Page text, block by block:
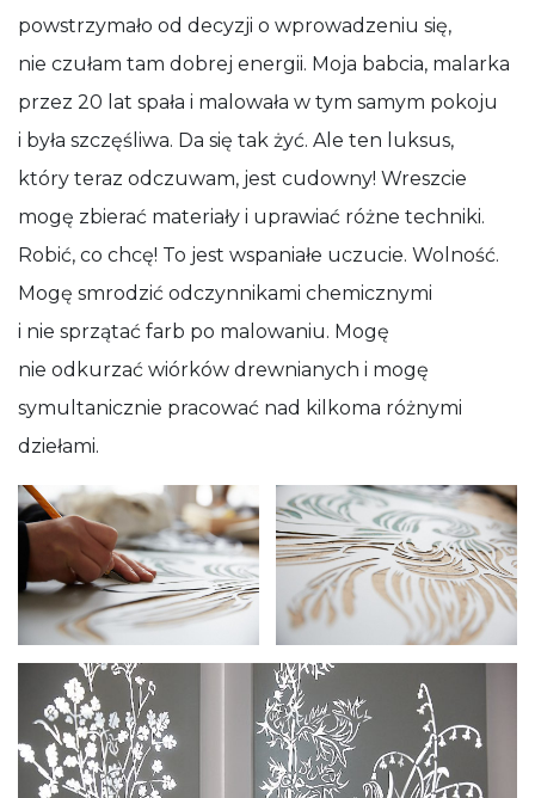
powstrzymało od decyzji o wprowadzeniu się,
nie czułam tam dobrej energii. Moja babcia, malarka
przez 20 lat spała i malowała w tym samym pokoju
i była szczęśliwa. Da się tak żyć. Ale ten luksus,
który teraz odczuwam, jest cudowny! Wreszcie
mogę zbierać materiały i uprawiać różne techniki.
Robić, co chcę! To jest wspaniałe uczucie. Wolność.
Mogę smrodzić odczynnikami chemicznymi
i nie sprzątać farb po malowaniu. Mogę
nie odkurzać wiórków drewnianych i mogę
symultanicznie pracować nad kilkoma różnymi
dziełami.